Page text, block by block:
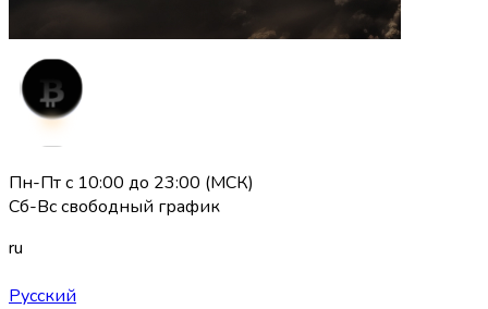
Пн-Пт с 10:00 до 23:00 (МСК)
Сб-Вс свободный график
ru
Русский